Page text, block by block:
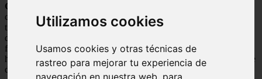
Utilizamos cookies
Usamos cookies y otras técnicas de
rastreo para mejorar tu experiencia de
Guan Yu
como uno de los generales más valientes y leales de todos los
tiempos. Nacido en el siglo III, Guan Yu se convirtió en un símbolo
de la virtud y la valentía, y su culto se ha extendido más allá de las
fronteras chinas. Sus hazañas militares y su lealtad inquebrantable
han hecho de él una figura venerada en la cultura china y una fuente
de inspiración para muchos.